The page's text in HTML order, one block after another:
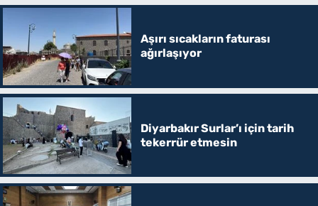
Aşırı sıcakların faturası
ağırlaşıyor
Diyarbakır Surlar’ı için tarih
tekerrür etmesin